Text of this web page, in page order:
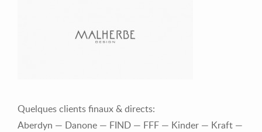
Quelques clients finaux & directs:
Aberdyn — Danone — FIND — FFF — Kinder — Kraft —